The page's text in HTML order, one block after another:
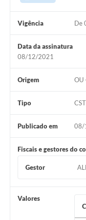
Vigência De
Data da assinatura
08/12/2021
Origem OU
Tipo
Publicado em 08/
Fiscais e gestores do
Gestor
Valores